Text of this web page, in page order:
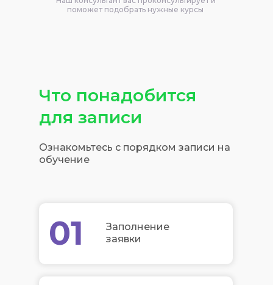
поможет подобрать нужные курсы
Что понадобится
для записи
Ознакомьтесь с порядком записи на
обучение
01
Заполнение
заявки